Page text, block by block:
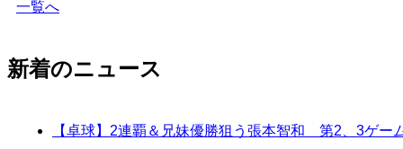
一覧へ
新着のニュース
【卓球】2連覇＆兄妹優勝狙う張本智和 第2、3ゲー